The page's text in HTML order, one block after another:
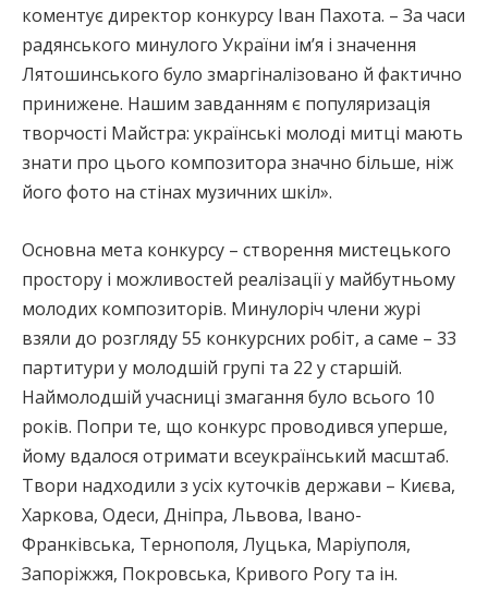
коментує директор конкурсу Іван Пахота. – За часи
радянського минулого України ім’я і значення
Лятошинського було змаргіналізовано й фактично
принижене. Нашим завданням є популяризація
творчості Майстра: українські молоді митці мають
знати про цього композитора значно більше, ніж
його фото на стінах музичних шкіл».
Основна мета конкурсу – створення мистецького
простору і можливостей реалізації у майбутньому
молодих композиторів. Минулоріч члени журі
взяли до розгляду 55 конкурсних робіт, а саме – 33
партитури у молодшій групі та 22 у старшій.
Наймолодшій учасниці змагання було всього 10
років. Попри те, що конкурс проводився уперше,
йому вдалося отримати всеукраїнський масштаб.
Твори надходили з усіх куточків держави – Києва,
Харкова, Одеси, Дніпра, Львова, Івано-
Франківська, Тернополя, Луцька, Маріуполя,
Запоріжжя, Покровська, Кривого Рогу та ін.